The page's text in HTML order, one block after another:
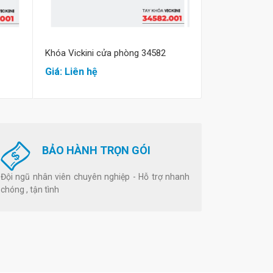
Khóa Vickini cửa phòng 34582
Giá: Liên hệ
BẢO HÀNH TRỌN GÓI
Đội ngũ nhân viên chuyên nghiệp - Hỗ trợ nhanh
chóng , tận tình